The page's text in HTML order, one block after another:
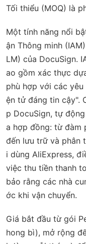
Tối thiểu (MOQ) là
Một tính năng nổi
ận Thông minh
LM) của DocuSign.
ao gồm xác thực
phù hợp với các
ện tử đáng tin cậy".
p DocuSign, tự
a hợp đồng: từ đàm
đến lưu trữ và phân
i dùng AliExpress,
việc thu tiền thanh
bảo rằng các nhà
ớc khi vận chuyển.
Giá bắt đầu từ gói
hong bì), mở rộng